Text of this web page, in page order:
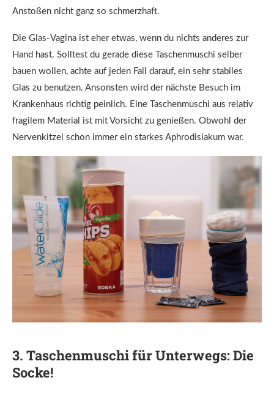
Anstoßen nicht ganz so schmerzhaft.
Die Glas-Vagina ist eher etwas, wenn du nichts anderes zur
Hand hast. Solltest du gerade diese Taschenmuschi selber
bauen wollen, achte auf jeden Fall darauf, ein sehr stabiles
Glas zu benutzen. Ansonsten wird der nächste Besuch im
Krankenhaus richtig peinlich. Eine Taschenmuschi aus relativ
fragilem Material ist mit Vorsicht zu genießen. Obwohl der
Nervenkitzel schon immer ein starkes Aphrodisiakum war.
3. Taschenmuschi für Unterwegs: Die
Socke!